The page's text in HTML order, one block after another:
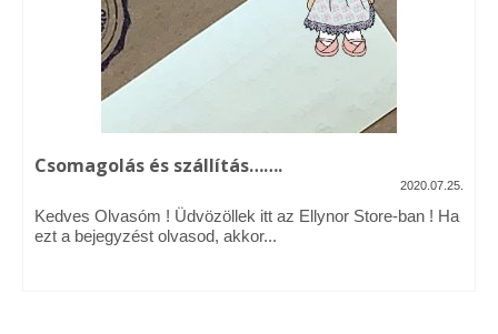
Vásárok, ahol velem is találkozhattál…
Alapanyagok, kellékek
Ellynor története
Adatkezelési tájékoztató
Csomagolás és szállítás…….
2020.07.25.
Kedves Olvasóm ! Üdvözöllek itt az Ellynor Store-ban ! Ha
ezt a bejegyzést olvasod, akkor...